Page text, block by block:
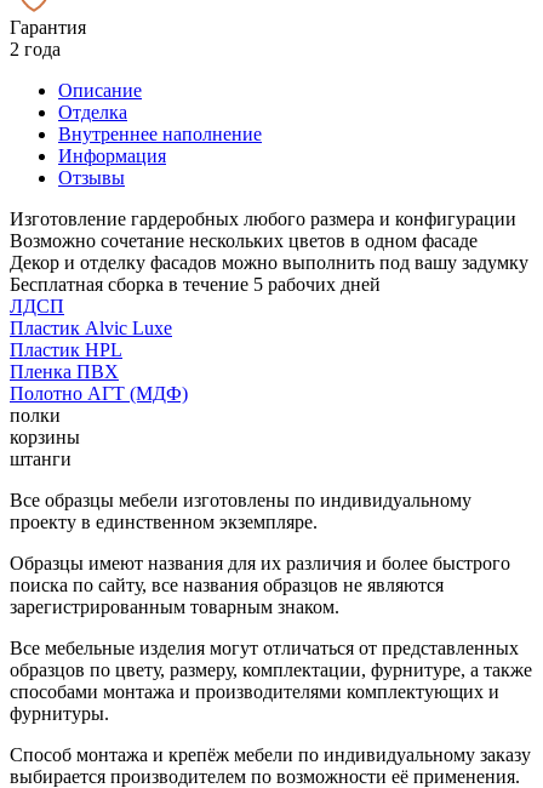
Гарантия
2 года
Описание
Отделка
Внутреннее наполнение
Информация
Отзывы
Изготовление гардеробных любого размера и конфигурации
Возможно сочетание нескольких цветов в одном фасаде
Декор и отделку фасадов можно выполнить под вашу задумку
Бесплатная сборка в течение 5 рабочих дней
ЛДСП
Пластик Alvic Luxe
Пластик HPL
Пленка ПВХ
Полотно АГТ (МДФ)
полки
корзины
штанги
Все образцы мебели изготовлены по индивидуальному
проекту в единственном экземпляре.
Образцы имеют названия для их различия и более быстрого
поиска по сайту, все названия образцов не являются
зарегистрированным товарным знаком.
Все мебельные изделия могут отличаться от представленных
образцов по цвету, размеру, комплектации, фурнитуре, а также
способами монтажа и производителями комплектующих и
фурнитуры.
Способ монтажа и крепёж мебели по индивидуальному заказу
выбирается производителем по возможности её применения.